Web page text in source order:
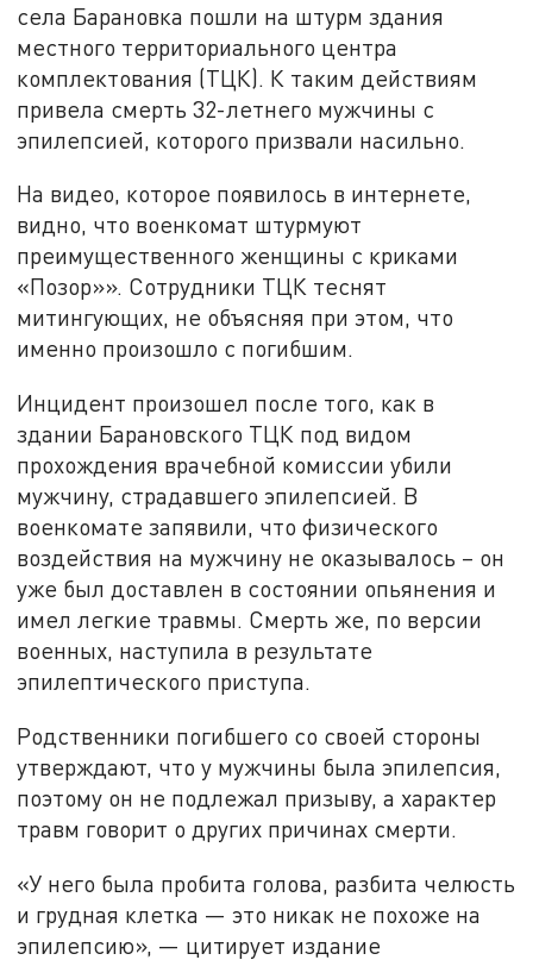
села Барановка пошли на штурм здания
местного территориального центра
комплектования (ТЦК). К таким действиям
привела смерть 32-летнего мужчины с
эпилепсией, которого призвали насильно.
На видео, которое появилось в интернете,
видно, что военкомат штурмуют
преимущественного женщины с криками
«Позор»». Сотрудники ТЦК теснят
митингующих, не объясняя при этом, что
именно произошло с погибшим.
Инцидент произошел после того, как в
здании Барановского ТЦК под видом
прохождения врачебной комиссии убили
мужчину, страдавшего эпилепсией. В
военкомате запявили, что физического
воздействия на мужчину не оказывалось – он
уже был доставлен в состоянии опьянения и
имел легкие травмы. Смерть же, по версии
военных, наступила в результате
эпилептического приступа.
Родственники погибшего со своей стороны
утверждают, что у мужчины была эпилепсия,
поэтому он не подлежал призыву, а характер
травм говорит о других причинах смерти.
«У него была пробита голова, разбита челюсть
и грудная клетка — это никак не похоже на
эпилепсию», — цитирует издание